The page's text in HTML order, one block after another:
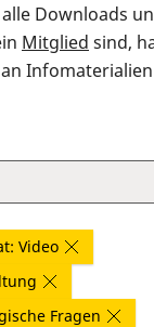
Downloads
Mitglied sind,
Video
Fragen